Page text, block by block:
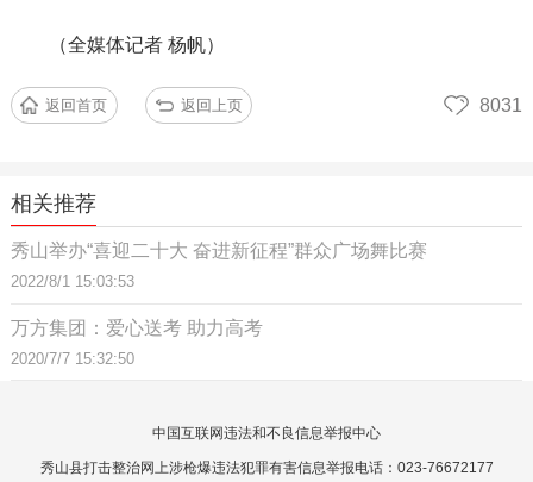
（全媒体记者 杨帆）
返回首页 返回上页 8031
相关推荐
秀山举办“喜迎二十大 奋进新征程”群众广场舞比赛
2022/8/1 15:03:53
万方集团：爱心送考 助力高考
2020/7/7 15:32:50
中国互联网违法和不良信息举报中心
秀山县打击整治网上涉枪爆违法犯罪有害信息举报电话：023-76672177